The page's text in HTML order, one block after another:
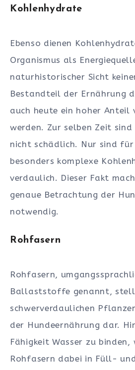
Kohlenhydrate
Ebenso dienen
Organismus als
naturhistorischer Sicht
Bestandteil der Ernährung
auch heute ein hoher Anteil
werden. Zur selben Zeit sind
nicht schädlich. Nur sind für
besonders komplexe
verdaulich. Dieser Fakt
genaue Betrachtung der
notwendig.
Rohfasern
Rohfasern,
Ballaststoffe genannt,
schwerverdaulichen
der Hundeernährung dar.
Fähigkeit Wasser zu binden,
Rohfasern dabei in Füll-